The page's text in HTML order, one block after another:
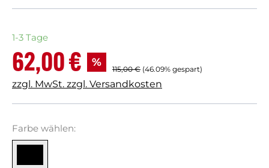
1-3 Tage
Verkaufspreis:
62,00 € % Regulärer Preis:
115,00 € (46.09% gespart)
zzgl. MwSt. zzgl. Versandkosten
Farbeauswählen
wählen: